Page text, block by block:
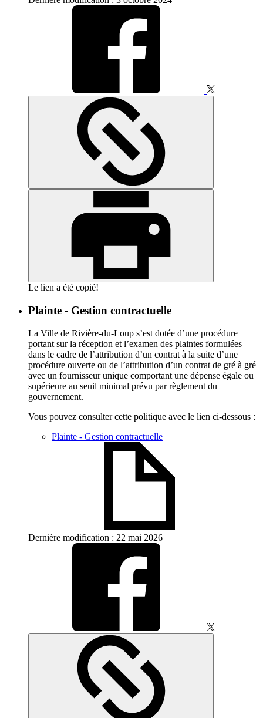
Le lien a été copié!
Plainte - Gestion contractuelle
La Ville de Rivière-du-Loup s’est dotée d’une procédure
portant sur la réception et l’examen des plaintes formulées
dans le cadre de l’attribution d’un contrat à la suite d’une
procédure ouverte ou de l’attribution d’un contrat de gré à gré
avec un fournisseur unique comportant une dépense égale ou
supérieure au seuil minimal prévu par règlement du
gouvernement.
Vous pouvez consulter cette politique avec le lien ci-dessous :
Plainte - Gestion contractuelle
Dernière modification : 22 mai 2026